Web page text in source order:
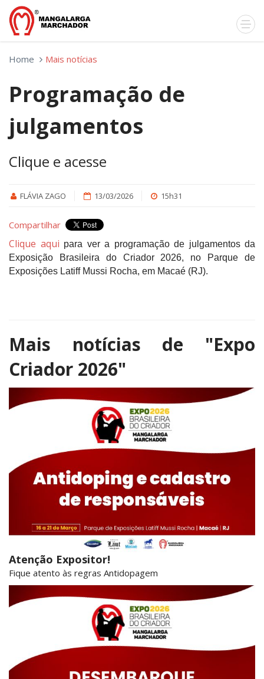
Home Mais notícias
Programação de
julgamentos
Clique e acesse
FLÁVIA ZAGO 13/03/2026 15h31
Compartilhar
Clique aqui para ver a programação de julgamentos da
Exposição Brasileira do Criador 2026, no Parque de
Exposições Latiff Mussi Rocha, em Macaé (RJ).
Mais notícias de "Expo
Criador 2026"
Atenção Expositor!
Fique atento às regras Antidopagem